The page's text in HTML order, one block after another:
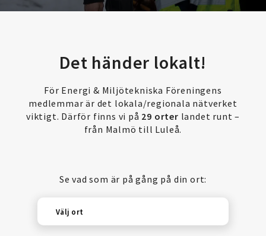
Det händer lokalt!
För Energi & Miljötekniska Föreningens
medlemmar är det lokala/regionala nätverket
viktigt. Därför finns vi på 29 orter landet runt –
från Malmö till Luleå.
Se vad som är på gång på din ort:
Välj ort